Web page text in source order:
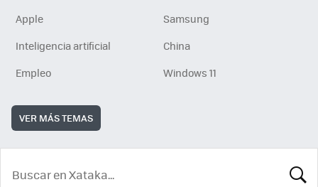
Apple
Samsung
Inteligencia artificial
China
Empleo
Windows 11
VER MÁS TEMAS